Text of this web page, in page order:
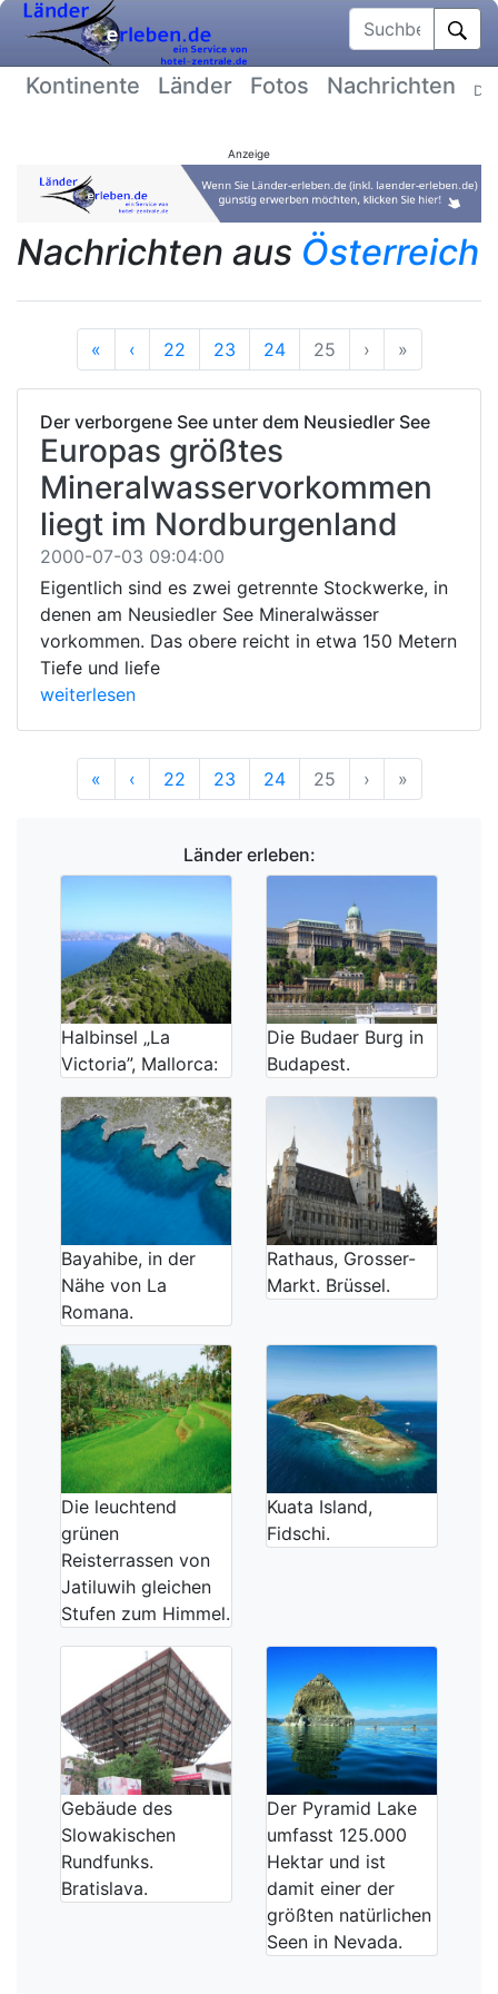
Suchbegriff
Kontinente Länder Fotos Nachrichten
Anzeige
Nachrichten aus Österreich
« Anfang
‹Vorherige
22 23 24 25 ›Nächste
»Ende
Der verborgene See unter dem Neusiedler See
Europas größtes
Mineralwasservorkommen
liegt im Nordburgenland
2000-07-03 09:04:00
Eigentlich sind es zwei getrennte Stockwerke, in
denen am Neusiedler See Mineralwässer
vorkommen. Das obere reicht in etwa 150 Metern
Tiefe und liefe
weiterlesen
« Anfang
‹Vorherige
22 23 24 25 ›Nächste
»Ende
Länder erleben:
Halbinsel „La
Victoria”, Mallorca:
Die Budaer Burg in
Budapest.
Bayahibe, in der
Nähe von La
Romana.
Rathaus, Grosser-
Markt. Brüssel.
Die leuchtend
grünen
Reisterrassen von
Jatiluwih gleichen
Stufen zum Himmel.
Kuata Island,
Fidschi.
Gebäude des
Slowakischen
Rundfunks.
Bratislava.
Der Pyramid Lake
umfasst 125.000
Hektar und ist
damit einer der
größten natürlichen
Seen in Nevada.